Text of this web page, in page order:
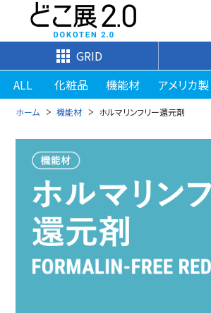
GRID
ALL
化粧品 機能材 アメリカ製
ホーム 機能材 ホルマリンフリー還元剤